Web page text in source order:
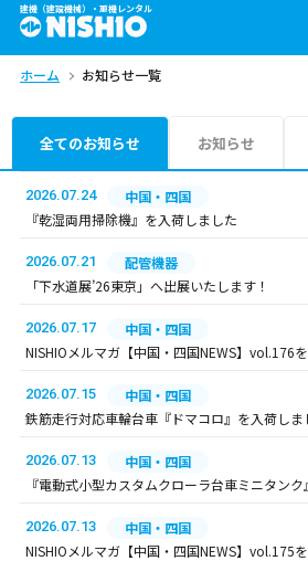
建機（建設機械）・重機レンタル
商品一覧
問合せ依頼リスト
エリア情報を見る
ホーム お知らせ一覧
全てのお知らせ お知らせ
2026.07.24
中国・四国
『乾湿両用掃除機』を入荷しました
2026.07.21
配管機器
「下水道展’26東京」へ出展いたします！
2026.07.17
中国・四国
NISHIOメルマガ【中国・四国NEWS】vol.176
2026.07.15
中国・四国
鉄筋走行対応車輪台車『ドマコロ』を入荷しま
2026.07.13
中国・四国
『電動式小型カスタムクローラ台車ミニタンク
2026.07.13
中国・四国
NISHIOメルマガ【中国・四国NEWS】vol.175